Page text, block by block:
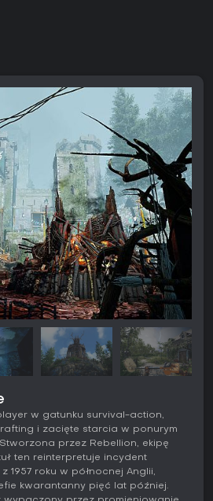
w gatunku survival-action,
i zacięte starcia w ponurym
przez Rebellion, ekipę
ten reinterpretuje incydent
1957 roku w północnej Anglii,
kwarantanny pięć lat później.